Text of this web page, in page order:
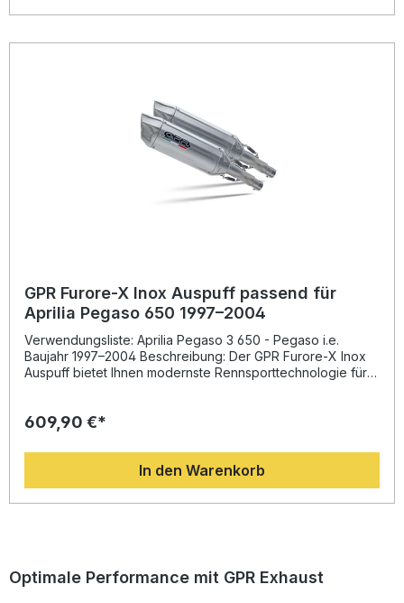
basierend auf jahrzehntelanger Erfahrung im
zertifiziert und steht somit für konstant hohe Qualität „Made
die entnehmbaren db-Killer individuell angepasst
werden.Dank der Dual-Homologation erhalten Sie eine
straßenzugelassene Lösung, die perfekte Balance
zwischen Leistung, Design und Alltagstauglichkeit bietet.
Dual-Homologation – legal im Straßenverkehr Hochwertige
GPR Furore-X Inox Auspuff passend für
Aprilia Pegaso 650 1997–2004
Verwendungsliste: Aprilia Pegaso 3 650 - Pegaso i.e.
Baujahr 1997–2004 Beschreibung: Der GPR Furore-X Inox
Auspuff bietet Ihnen modernste Rennsporttechnologie für
dieser Slip-on-Endschalldämpfer durch sein innovatives
reduziertes Gewicht im Vergleich zur Serienanlage. Die
Edelstahlkonstruktion sorgt nicht nur für Langlebigkeit,
sondern auch für eine erstklassige Optik.Dank der dual
homologated Ausführung ist der Auspuff
Sound, der das Fahrerlebnis deutlich aufwertet. Der
Hersteller ist DIN-zertifiziert und gewährleistet eine
609,90 €*
In den Warenkorb
Optimale Performance mit GPR Exhaust